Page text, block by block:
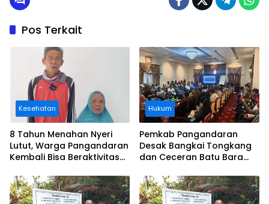
Pos Terkait
Kesehatan
8 Tahun Menahan Nyeri
Lutut, Warga Pangandaran
Kembali Bisa Beraktivitas
Ditanggung BPJS
Hukum
Pemkab Pangandaran
Desak Bangkai Tongkang
dan Ceceran Batu Bara
Buruknya Koordinasi
Perusahaan